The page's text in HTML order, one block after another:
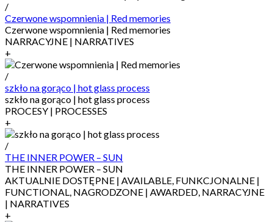
/
Czerwone wspomnienia | Red memories
Czerwone wspomnienia | Red memories
NARRACYJNE | NARRATIVES
+
/
szkło na gorąco | hot glass process
szkło na gorąco | hot glass process
PROCESY | PROCESSES
+
/
THE INNER POWER – SUN
THE INNER POWER – SUN
AKTUALNIE DOSTĘPNE | AVAILABLE, FUNKCJONALNE |
FUNCTIONAL, NAGRODZONE | AWARDED, NARRACYJNE
| NARRATIVES
+